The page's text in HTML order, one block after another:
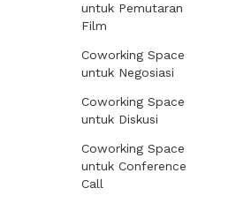
untuk Pemutaran
Film
Coworking Space
untuk Negosiasi
Coworking Space
untuk Diskusi
Coworking Space
untuk Conference
Call